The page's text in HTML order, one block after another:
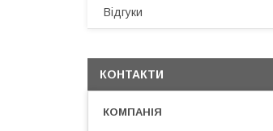
Відгуки
КОНТАКТИ